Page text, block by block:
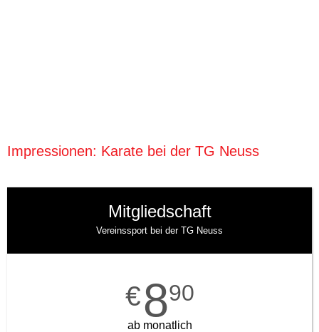
Impressionen: Karate bei der TG Neuss
Mitgliedschaft
Vereinssport bei der TG Neuss
€890
ab monatlich